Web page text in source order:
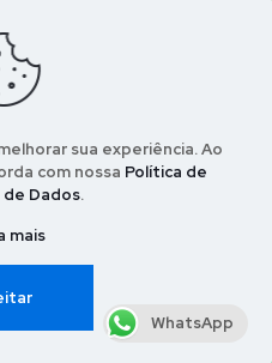
Integrado de Pragas
Conect Webla - Portal
sua experiência. Ao
com nossa Política de
Dados.
mais
WhatsApp